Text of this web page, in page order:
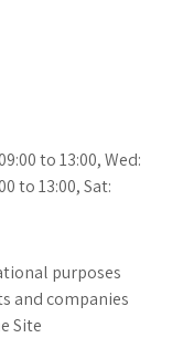
to 13:00, Wed:
to 13:00, Sat:
purposes
and companies
Site